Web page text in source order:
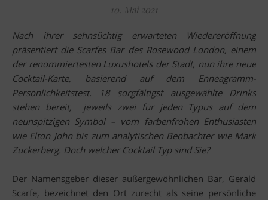
10. Mai 2021
Nach ihrer sehnsüchtig erwarteten Wiedereröffnung
präsentiert die Scarfes Bar des Rosewood London, einem
der renommiertesten Luxushotels der Stadt, nun ihre neue
Cocktail-Karte, basierend auf dem Enneagramm-
Persönlichkeitstest. 18 sorgfältigst ausgewählte Drinks
stehen bereit, jeweils zwei für jeden Typus auf dem
neunspitzigen Symbol – vom farbenfrohen Enthusiasten
wie Elton John bis zum analytischen Beobachter wie Mark
Zuckerberg. Doch welcher Cocktail Typ sind Sie?
Der Namensgeber dieser außergewöhnlichen Bar, Gerald
Scarfe, bezeichnet den Ort zurecht als seine persönliche